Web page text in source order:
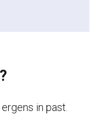
in past.